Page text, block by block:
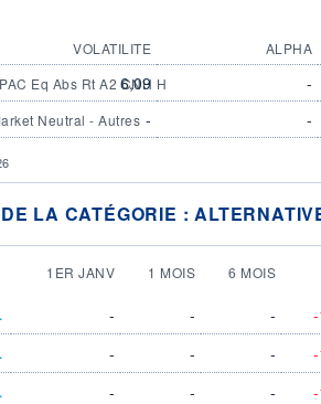
VOLATILITE ALPHA
Eq Abs Rt A2 CNH H
6,09 -
Neutral - Autres - -
LA CATÉGORIE :
1ER JANV 1 MOIS 6 MOIS
MA - - -
MD
- - -
NA
- - -